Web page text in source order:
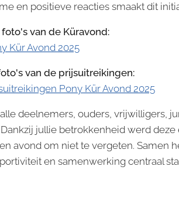
en positieve reacties smaakt dit
van de Küravond:
Kür Avond 2025
van de prijsuitreikingen:
Pony Kür Avond 2025
deelnemers, ouders, vrijwilligers,
jullie betrokkenheid werd deze
avond om niet te vergeten. Samen
en samenwerking centraal